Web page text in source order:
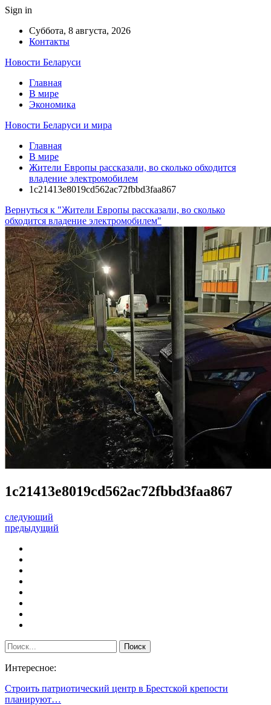
Sign in
Суббота, 8 августа, 2026
Контакты
Новости Беларуси
Главная
В мире
Экономика
Новости Беларуси и мира
Главная
В мире
Жители Европы рассказали, во сколько обходится
владение электромобилем
1c21413e8019cd562ac72fbbd3faa867
Вернуться к "Жители Европы рассказали, во сколько
обходится владение электромобилем"
1c21413e8019cd562ac72fbbd3faa867
следующий
предыдущий
Интересное:
Строить патриотический центр в Брестской крепости
планируют…